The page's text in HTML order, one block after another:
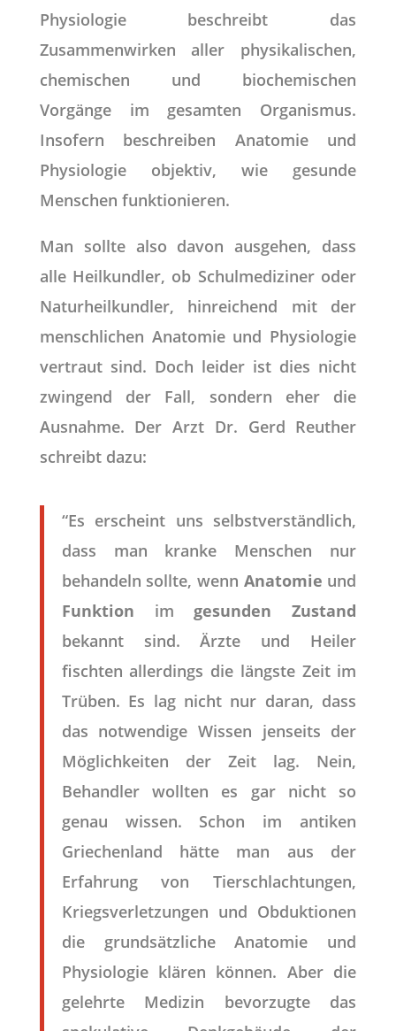
Physiologie beschreibt das
Zusammenwirken aller physikalischen,
chemischen und biochemischen
Vorgänge im gesamten Organismus.
Insofern beschreiben Anatomie und
Physiologie objektiv, wie gesunde
Menschen funktionieren.
Man sollte also davon ausgehen, dass
alle Heilkundler, ob Schulmediziner oder
Naturheilkundler, hinreichend mit der
menschlichen Anatomie und Physiologie
vertraut sind. Doch leider ist dies nicht
zwingend der Fall, sondern eher die
Ausnahme. Der Arzt Dr. Gerd Reuther
schreibt dazu:
“Es erscheint uns selbstverständlich,
dass man kranke Menschen nur
behandeln sollte, wenn Anatomie und
Funktion im gesunden Zustand
bekannt sind. Ärzte und Heiler
fischten allerdings die längste Zeit im
Trüben. Es lag nicht nur daran, dass
das notwendige Wissen jenseits der
Möglichkeiten der Zeit lag. Nein,
Behandler wollten es gar nicht so
genau wissen. Schon im antiken
Griechenland hätte man aus der
Erfahrung von Tierschlachtungen,
Kriegsverletzungen und Obduktionen
die grundsätzliche Anatomie und
Physiologie klären können. Aber die
gelehrte Medizin bevorzugte das